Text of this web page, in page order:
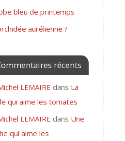
bleu de printemps
aurélienne ?
récents
LEMAIRE dans La
qui aime les tomates
LEMAIRE dans Une
qui aime les